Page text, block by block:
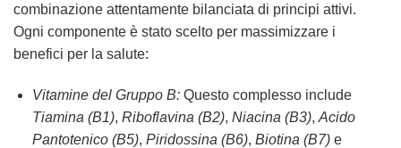
combinazione attentamente bilanciata di principi attivi.
Ogni componente è stato scelto per massimizzare i
benefici per la salute:
Vitamine del Gruppo B:Questo complesso include
Tiamina (B1), Riboflavina (B2), Niacina (B3), Acido
Pantotenico (B5), Piridossina (B6), Biotina (B7)e